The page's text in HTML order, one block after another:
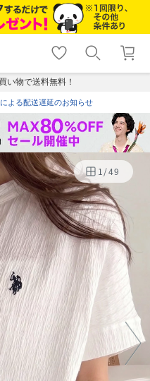
shopping_cart lock_outline
ログイン
い物で送料無料！
よる配送遅延のお知らせ
1/49